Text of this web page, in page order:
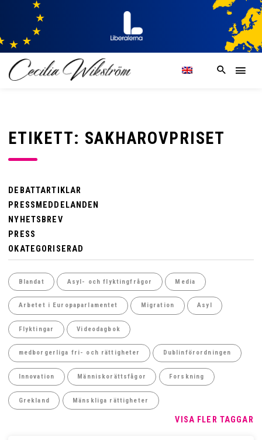
ETIKETT: SAKHAROVPRISET
DEBATTARTIKLAR
PRESSMEDDELANDEN
NYHETSBREV
PRESS
OKATEGORISERAD
Blandat Asyl- och flyktingfrågor Media
Arbetet i Europaparlamentet Migration Asyl
Flyktingar Videodagbok
medborgerliga fri- och rättigheter Dublinförordningen
Innovation Människorättsfågor Forskning
Grekland Mänskliga rättigheter
VISA FLER TAGGAR